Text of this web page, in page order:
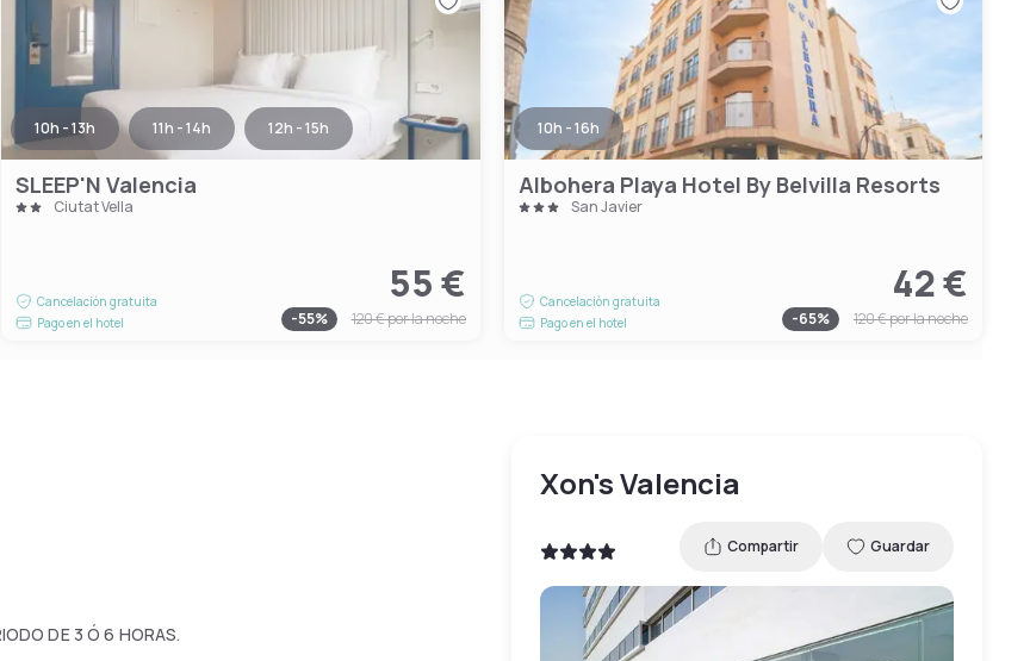
10h - 13h 11h - 14h 12h - 15h
SLEEP'N Valencia
Ciutat Vella
Cancelación gratuita
Pago en el hotel
55 €
-55% 120 €por la noche
10h - 16h
Albohera Playa Hotel By Belvilla Resorts
San Javier
Cancelación gratuita
Pago en el hotel
42 €
-65% 120 €por la noche
DE 3 Ó 6 HORAS.
Xon's Valencia
Compartir Guardar